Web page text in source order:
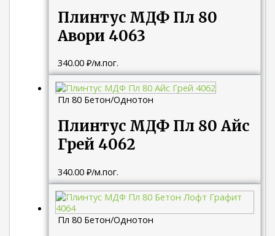
Плинтус МДФ Пл 80
Авори 4063
340.00₽/м.пог.
Пл 80 Бетон/Однотон
Плинтус МДФ Пл 80 Айс
Грей 4062
340.00₽/м.пог.
Пл 80 Бетон/Однотон